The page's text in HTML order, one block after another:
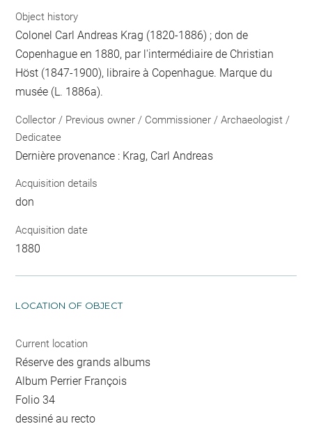
Object history
Colonel Carl Andreas Krag (1820-1886) ; don de
Copenhague en 1880, par l'intermédiaire de Christian
Höst (1847-1900), libraire à Copenhague. Marque du
musée (L. 1886a).
Collector / Previous owner / Commissioner / Archaeologist /
Dedicatee
Dernière provenance : Krag, Carl Andreas
Acquisition details
don
Acquisition date
1880
LOCATION OF OBJECT
Current location
Réserve des grands albums
Album Perrier François
Folio 34
dessiné au recto